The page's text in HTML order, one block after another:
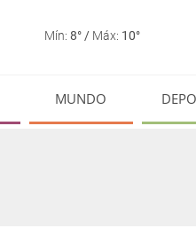
Mín: 8° / Máx: 10°
MUNDO